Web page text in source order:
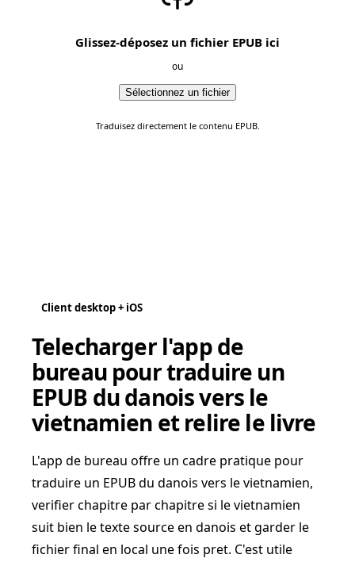
Glissez-déposez un fichier EPUB ici
ou
Sélectionnez un fichier
Traduisez directement le contenu EPUB.
Client desktop + iOS
Telecharger l'app de
bureau pour traduire un
EPUB du danois vers le
vietnamien et relire le livre
L'app de bureau offre un cadre pratique pour
traduire un EPUB du danois vers le vietnamien,
verifier chapitre par chapitre si le vietnamien
suit bien le texte source en danois et garder le
fichier final en local une fois pret. C'est utile